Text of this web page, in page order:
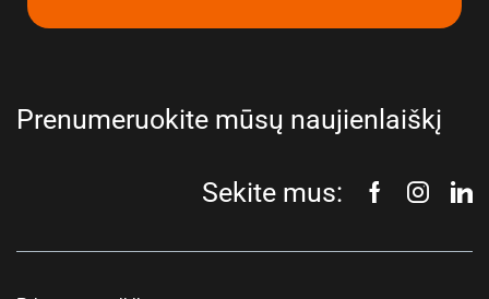
Prenumeruokite mūsų naujienlaiškį
Sekite mus: